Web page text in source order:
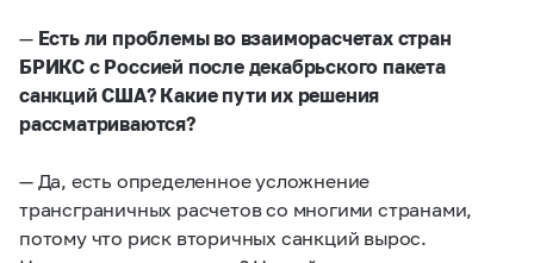
— Есть ли проблемы во взаиморасчетах стран
БРИКС с Россией после декабрьского пакета
санкций США? Какие пути их решения
рассматриваются?
— Да, есть определенное усложнение
трансграничных расчетов со многими странами,
потому что риск вторичных санкций вырос.